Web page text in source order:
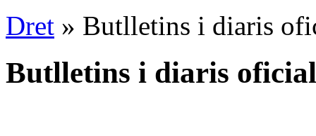
Dret » Butlletins i diaris
Butlletins i diaris